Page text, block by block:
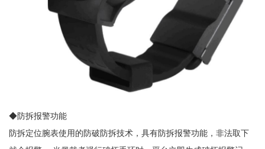
◆防拆报警功能
防拆定位腕表使用的防破防拆技术，具有防拆报警功能，非法取下